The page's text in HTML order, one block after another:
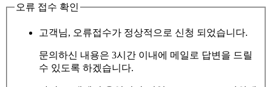
오류 접수 확인
고객님, 오류접수가 정상적으로 신청 되었습니다.
문의하신 내용은 3시간 이내에 메일로 답변을 드릴
수 있도록 하겠습니다.